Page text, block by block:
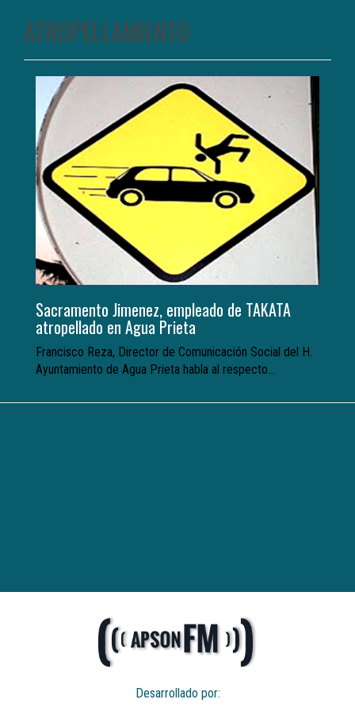
ATROPELLAMIENTO
Sacramento Jimenez, empleado de TAKATA
atropellado en Agua Prieta
Francisco Reza, Director de Comunicación Social del H.
Ayuntamiento de Agua Prieta habla al respecto…
Desarrollado por: